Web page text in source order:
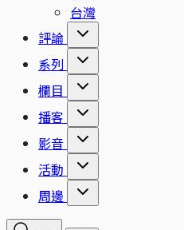
台灣
評論
系列
欄目
播客
影音
活動
周邊